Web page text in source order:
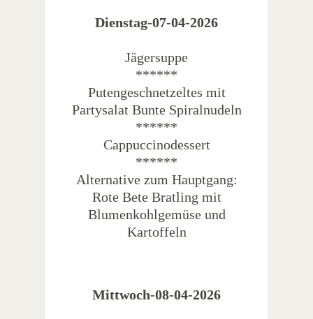
Dienstag-07-04-2026
Jägersuppe
******
Putengeschnetzeltes mit
Partysalat Bunte Spiralnudeln
******
Cappuccinodessert
******
Alternative zum Hauptgang:
Rote Bete Bratling mit
Blumenkohlgemüse und
Kartoffeln
Mittwoch-08-04-2026